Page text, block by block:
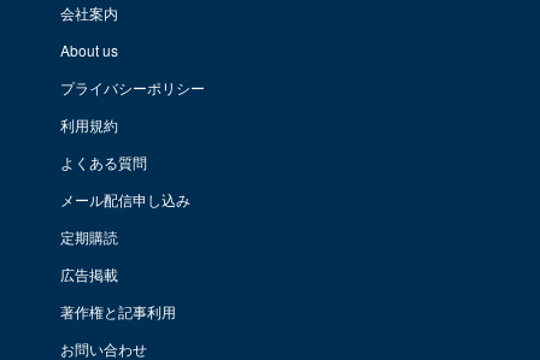
会社案内
About us
プライバシーポリシー
利用規約
よくある質問
メール配信申し込み
定期購読
広告掲載
著作権と記事利用
お問い合わせ